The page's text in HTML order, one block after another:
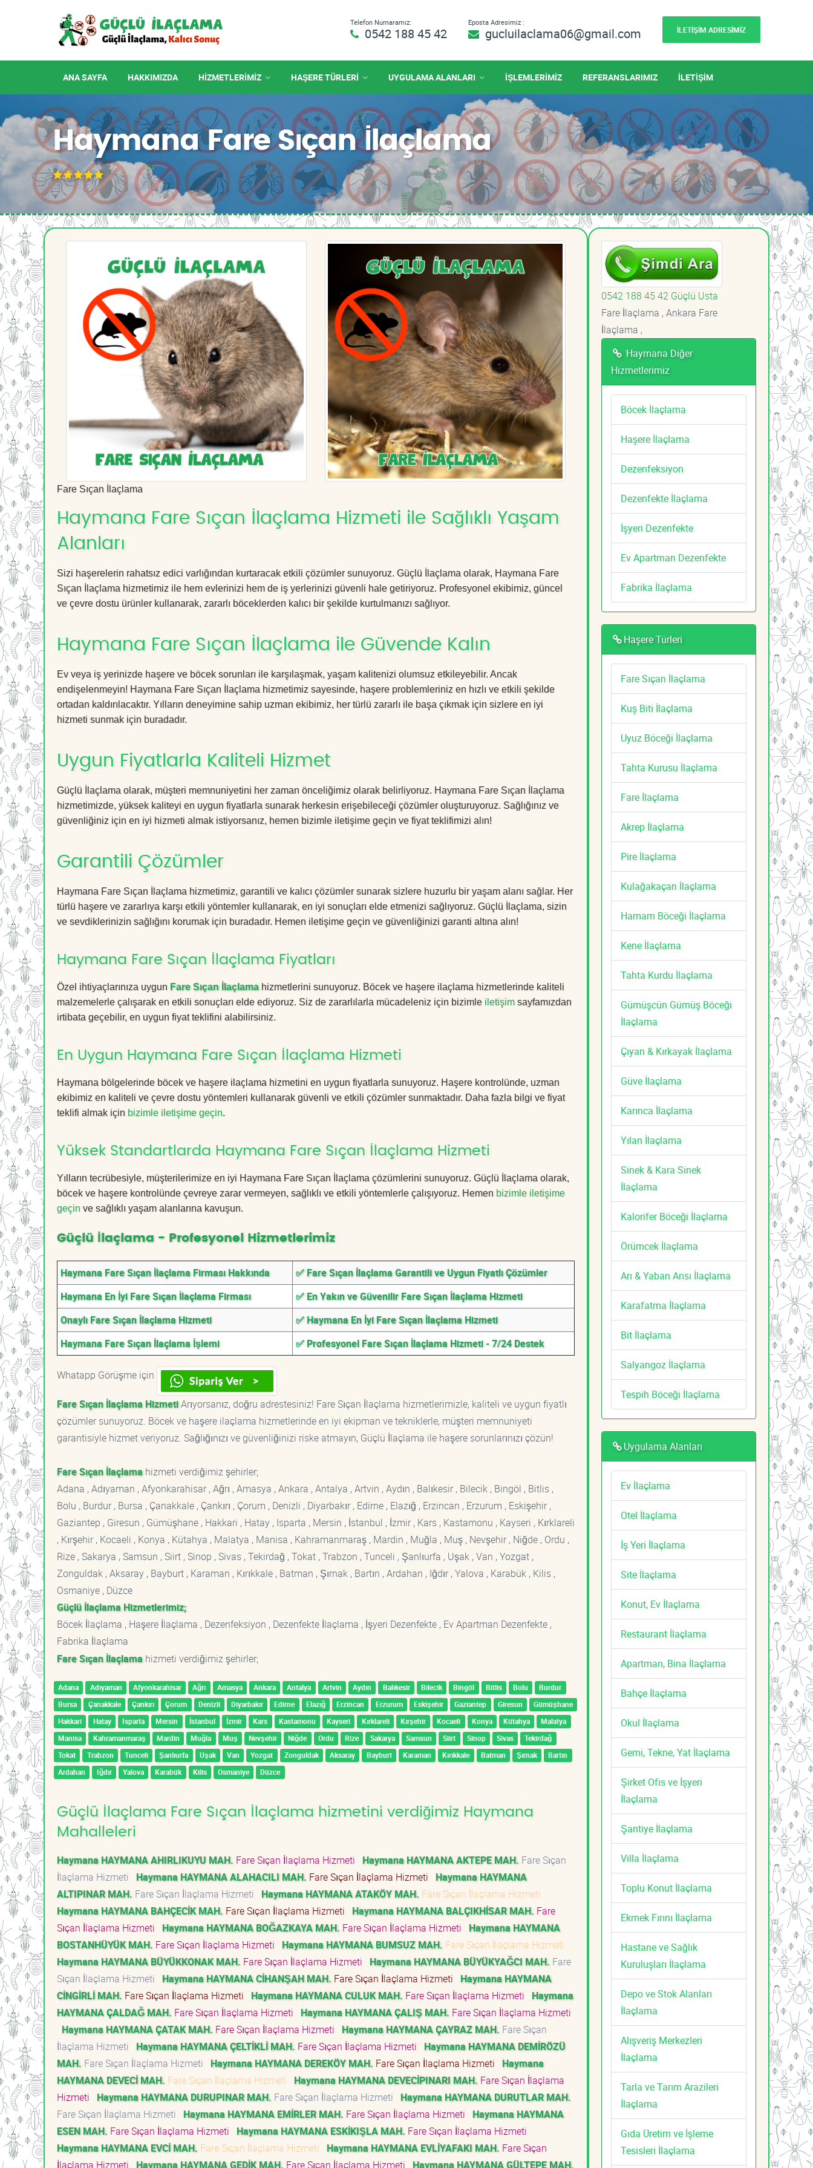
Telefon Numaramız:
0542 188 45 42
Eposta Adresimiz :
gucluilaclama06@gmail.com İLETİŞİM ADRESİMİZ
ANA SAYFA HAKKIMIZDA HIZMETLERIMIZ HAŞERE TÜRLERİ UYGULAMA ALANLARI İŞLEMLERİMİZ REFERANSLARIMIZ İLETİŞİM
Haymana Fare Sıçan İlaçlama
Fare Sıçan İlaçlama
Haymana Fare Sıçan İlaçlama Hizmeti ile Sağlıklı Yaşam
Alanları
Sizi haşerelerin rahatsız edici varlığından kurtaracak etkili çözümler sunuyoruz. Güçlü İlaçlama olarak, Haymana Fare
Sıçan İlaçlama hizmetimiz ile hem evlerinizi hem de iş yerlerinizi güvenli hale getiriyoruz. Profesyonel ekibimiz, güncel
ve çevre dostu ürünler kullanarak, zararlı böceklerden kalıcı bir şekilde kurtulmanızı sağlıyor.
Haymana Fare Sıçan İlaçlama ile Güvende Kalın
Ev veya iş yerinizde haşere ve böcek sorunları ile karşılaşmak, yaşam kalitenizi olumsuz etkileyebilir. Ancak
endişelenmeyin! Haymana Fare Sıçan İlaçlama hizmetimiz sayesinde, haşere problemleriniz en hızlı ve etkili şekilde
ortadan kaldırılacaktır. Yılların deneyimine sahip uzman ekibimiz, her türlü zararlı ile başa çıkmak için sizlere en iyi
hizmeti sunmak için buradadır.
Uygun Fiyatlarla Kaliteli Hizmet
Güçlü İlaçlama olarak, müşteri memnuniyetini her zaman önceliğimiz olarak belirliyoruz. Haymana Fare Sıçan İlaçlama
hizmetimizde, yüksek kaliteyi en uygun fiyatlarla sunarak herkesin erişebileceği çözümler oluşturuyoruz. Sağlığınız ve
güvenliğiniz için en iyi hizmeti almak istiyorsanız, hemen bizimle iletişime geçin ve fiyat teklifimizi alın!
Garantili Çözümler
Haymana Fare Sıçan İlaçlama hizmetimiz, garantili ve kalıcı çözümler sunarak sizlere huzurlu bir yaşam alanı sağlar. Her
türlü haşere ve zararlıya karşı etkili yöntemler kullanarak, en iyi sonuçları elde etmenizi sağlıyoruz. Güçlü İlaçlama, sizin
ve sevdiklerinizin sağlığını korumak için buradadır. Hemen iletişime geçin ve güvenliğinizi garanti altına alın!
Haymana Fare Sıçan İlaçlama Fiyatları
Özel ihtiyaçlarınıza uygun Fare Sıçan İlaçlamahizmetlerini sunuyoruz. Böcek ve haşere ilaçlama hizmetlerinde kaliteli
malzemelerle çalışarak en etkili sonuçları elde ediyoruz. Siz de zararlılarla mücadeleniz için bizimle iletişim sayfamızdan
irtibata geçebilir, en uygun fiyat teklifini alabilirsiniz.
En Uygun Haymana Fare Sıçan İlaçlama Hizmeti
Haymana bölgelerinde böcek ve haşere ilaçlama hizmetini en uygun fiyatlarla sunuyoruz. Haşere kontrolünde, uzman
ekibimiz en kaliteli ve çevre dostu yöntemleri kullanarak güvenli ve etkili çözümler sunmaktadır. Daha fazla bilgi ve fiyat
teklifi almak için bizimle iletişime geçin.
Yüksek Standartlarda Haymana Fare Sıçan İlaçlama Hizmeti
Yılların tecrübesiyle, müşterilerimize en iyi Haymana Fare Sıçan İlaçlama çözümlerini sunuyoruz. Güçlü İlaçlama olarak,
böcek ve haşere kontrolünde çevreye zarar vermeyen, sağlıklı ve etkili yöntemlerle çalışıyoruz. Hemen bizimle iletişime
geçin ve sağlıklı yaşam alanlarına kavuşun.
Güçlü İlaçlama - Profesyonel Hizmetlerimiz
Haymana Fare Sıçan İlaçlama Firması Hakkında
✅ Fare Sıçan İlaçlama Garantili ve Uygun Fiyatlı Çözümler
Haymana En İyi Fare Sıçan İlaçlama Firması
✅ En Yakın ve Güvenilir Fare Sıçan İlaçlama Hizmeti
Onaylı Fare Sıçan İlaçlama Hizmeti
✅ Haymana En İyi Fare Sıçan İlaçlama Hizmeti
Haymana Fare Sıçan İlaçlama İşlemi
✅ Profesyonel Fare Sıçan İlaçlama Hizmeti - 7/24 Destek
Whatapp Görüşme için
Fare Sıçan İlaçlama HizmetiArıyorsanız, doğru adrestesiniz! Fare Sıçan İlaçlama hizmetlerimizle, kaliteli ve uygun fiyatlı
çözümler sunuyoruz. Böcek ve haşere ilaçlama hizmetlerinde en iyi ekipman ve tekniklerle, müşteri memnuniyeti
garantisiyle hizmet veriyoruz. Sağlığınızı ve güvenliğinizi riske atmayın, Güçlü İlaçlama ile haşere sorunlarınızı çözün!
Fare Sıçan İlaçlama hizmeti verdiğimiz şehirler;
Adana , Adıyaman , Afyonkarahisar , Ağrı , Amasya , Ankara , Antalya , Artvin , Aydın , Balıkesir , Bilecik , Bingöl , Bitlis ,
Bolu , Burdur , Bursa , Çanakkale , Çankırı , Çorum , Denizli , Diyarbakır , Edirne , Elazığ , Erzincan , Erzurum , Eskişehir ,
Gaziantep , Giresun , Gümüşhane , Hakkari , Hatay , Isparta , Mersin , İstanbul , İzmir , Kars , Kastamonu , Kayseri , Kırklareli
, Kırşehir , Kocaeli , Konya , Kütahya , Malatya , Manisa , Kahramanmaraş , Mardin , Muğla , Muş , Nevşehir , Niğde , Ordu ,
Rize , Sakarya , Samsun , Siirt , Sinop , Sivas , Tekirdağ , Tokat , Trabzon , Tunceli , Şanlıurfa , Uşak , Van , Yozgat ,
Zonguldak , Aksaray , Bayburt , Karaman , Kırıkkale , Batman , Şırnak , Bartın , Ardahan , Iğdır , Yalova , Karabük , Kilis ,
Osmaniye , Düzce
Güçlü İlaçlama Hizmetlerimiz;
Böcek İlaçlama , Haşere İlaçlama , Dezenfeksiyon , Dezenfekte İlaçlama , İşyeri Dezenfekte , Ev Apartman Dezenfekte ,
Fabrika İlaçlama
Fare Sıçan İlaçlama hizmeti verdiğimiz şehirler;
Adana Adıyaman Afyonkarahisar Ağrı Amasya Ankara Antalya Artvin Aydın Balıkesir Bilecik Bingöl Bitlis Bolu
Burdur
Bursa
Çanakkale Çankırı Çorum Denizli Diyarbakır Edirne Elazığ Erzincan Erzurum Eskişehir Gaziantep Giresun
Gümüşhane
Hakkari
Hatay Isparta Mersin İstanbul İzmir Kars Kastamonu Kayseri Kırklareli Kırşehir Kocaeli Konya Kütahya
Malatya
Manisa
Kahramanmaraş Mardin Muğla Muş Nevşehir Niğde Ordu Rize Sakarya Samsun Siirt Sinop Sivas
Tekirdağ
Tokat
Trabzon Tunceli Şanlıurfa Uşak Van Yozgat Zonguldak Aksaray Bayburt Karaman Kırıkkale Batman Şırnak
Bartın
Ardahan
Iğdır Yalova Karabük Kilis Osmaniye Düzce
Güçlü İlaçlama Fare Sıçan İlaçlama hizmetini verdiğimiz Haymana
Mahalleleri
Haymana HAYMANA AHIRLIKUYU MAH. Fare Sıçan İlaçlama Hizmeti Haymana HAYMANA AKTEPE MAH. Fare Sıçan
İlaçlama Hizmeti
Haymana HAYMANA ALAHACILI MAH. Fare Sıçan İlaçlama Hizmeti
Haymana HAYMANA
ALTIPINAR MAH. Fare Sıçan İlaçlama Hizmeti Haymana HAYMANA ATAKÖY MAH. Fare Sıçan İlaçlama Hizmeti
Haymana HAYMANA BAHÇECİK MAH. Fare Sıçan İlaçlama Hizmeti Haymana HAYMANA BALÇIKHİSAR MAH. Fare
Sıçan İlaçlama Hizmeti
Haymana HAYMANA BOĞAZKAYA MAH. Fare Sıçan İlaçlama Hizmeti
Haymana HAYMANA
BOSTANHÜYÜK MAH. Fare Sıçan İlaçlama Hizmeti Haymana HAYMANA BUMSUZ MAH. Fare Sıçan İlaçlama Hizmeti
Haymana HAYMANA BÜYÜKKONAK MAH. Fare Sıçan İlaçlama Hizmeti Haymana HAYMANA BÜYÜKYAĞCI MAH. Fare
Sıçan İlaçlama Hizmeti
Haymana HAYMANA CİHANŞAH MAH. Fare Sıçan İlaçlama Hizmeti
Haymana HAYMANA
CİNGİRLİ MAH. Fare Sıçan İlaçlama Hizmeti Haymana HAYMANA CULUK MAH. Fare Sıçan İlaçlama Hizmeti
Haymana
HAYMANA ÇALDAĞ MAH. Fare Sıçan İlaçlama Hizmeti Haymana HAYMANA ÇALIŞ MAH. Fare Sıçan İlaçlama Hizmeti
Haymana HAYMANA ÇATAK MAH. Fare Sıçan İlaçlama Hizmeti Haymana HAYMANA ÇAYRAZ MAH. Fare Sıçan
İlaçlama Hizmeti
Haymana HAYMANA ÇELTİKLİ MAH. Fare Sıçan İlaçlama Hizmeti
Haymana HAYMANA DEMİRÖZÜ
MAH. Fare Sıçan İlaçlama Hizmeti Haymana HAYMANA DEREKÖY MAH. Fare Sıçan İlaçlama Hizmeti
Haymana
HAYMANA DEVECİ MAH. Fare Sıçan İlaçlama Hizmeti Haymana HAYMANA DEVECİPINARI MAH. Fare Sıçan İlaçlama
Hizmeti
Haymana HAYMANA DURUPINAR MAH. Fare Sıçan İlaçlama Hizmeti
Haymana HAYMANA DURUTLAR MAH.
Fare Sıçan İlaçlama Hizmeti
Haymana HAYMANA EMİRLER MAH. Fare Sıçan İlaçlama Hizmeti
Haymana HAYMANA
ESEN MAH. Fare Sıçan İlaçlama Hizmeti Haymana HAYMANA ESKİKIŞLA MAH. Fare Sıçan İlaçlama Hizmeti
Haymana HAYMANA EVCİ MAH. Fare Sıçan İlaçlama Hizmeti Haymana HAYMANA EVLİYAFAKI MAH. Fare Sıçan
İlaçlama Hizmeti
Haymana HAYMANA GEDİK MAH. Fare Sıçan İlaçlama Hizmeti Haymana HAYMANA GÜLTEPE MAH.
0542 188 45 42 Güçlü Usta
Fare İlaçlama , Ankara Fare
İlaçlama ,
Haymana Diğer
Hizmetlerimiz
Böcek İlaçlama
Haşere İlaçlama
Dezenfeksiyon
Dezenfekte İlaçlama
İşyeri Dezenfekte
Ev Apartman Dezenfekte
Fabrika İlaçlama
Haşere Türleri
Fare Sıçan İlaçlama
Kuş Biti İlaçlama
Uyuz Böceği İlaçlama
Tahta Kurusu İlaçlama
Fare İlaçlama
Akrep İlaçlama
Pire İlaçlama
Kulağakaçan İlaçlama
Hamam Böceği İlaçlama
Kene İlaçlama
Tahta Kurdu İlaçlama
Gümüşcün Gümüş Böceği
İlaçlama
Çıyan & Kırkayak İlaçlama
Güve İlaçlama
Karınca İlaçlama
Yılan İlaçlama
Sinek & Kara Sinek
İlaçlama
Kalorifer Böceği İlaçlama
Örümcek İlaçlama
Arı & Yaban Arısı İlaçlama
Karafatma İlaçlama
Bit İlaçlama
Salyangoz İlaçlama
Tespih Böceği İlaçlama
Uygulama Alanları
Ev İlaçlama
Otel İlaçlama
İş Yeri İlaçlama
Site İlaçlama
Konut, Ev İlaçlama
Restaurant İlaçlama
Apartman, Bina İlaçlama
Bahçe İlaçlama
Okul İlaçlama
Gemi, Tekne, Yat İlaçlama
Şirket Ofis ve İşyeri
İlaçlama
Şantiye İlaçlama
Villa İlaçlama
Toplu Konut İlaçlama
Ekmek Fırını İlaçlama
Hastane ve Sağlık
Kuruluşları İlaçlama
Depo ve Stok Alanları
İlaçlama
Alışveriş Merkezleri
İlaçlama
Tarla ve Tarım Arazileri
İlaçlama
Gıda Üretim ve İşleme
Tesisleri İlaçlama